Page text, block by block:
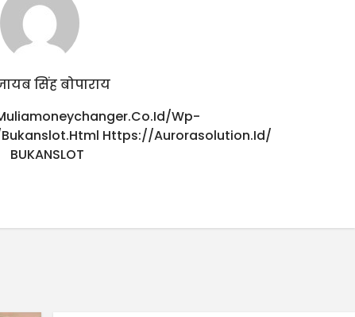
सिंह बोपाराय
wp-
Https://aurorasolution.id/
BUKANSLOT